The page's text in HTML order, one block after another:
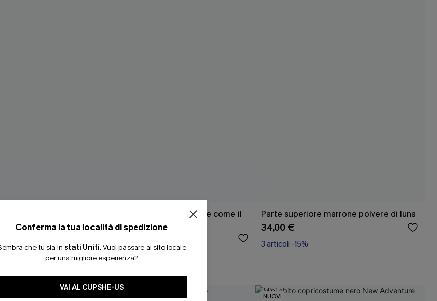
Santorini Sky
Top copricostume beige dolce come il
miele
3 articoli -15%
Parte superiore marrone polvere di luna
34,00 €
3 articoli -15%
NUOVI
Conferma la tua località di spedizione
che tu sia in stati Uniti. Vuoi passare al sito locale
per una migliore esperienza?
VAI AL CUPSHE-US